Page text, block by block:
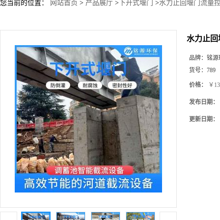
您当前的位置： 网站首页 > 产品展厅 > 下开式堰门 >水力止回堰门流量
水力止回
品牌： 铭源
货号： 789
价格： ￥
发布日期：
更新日期：